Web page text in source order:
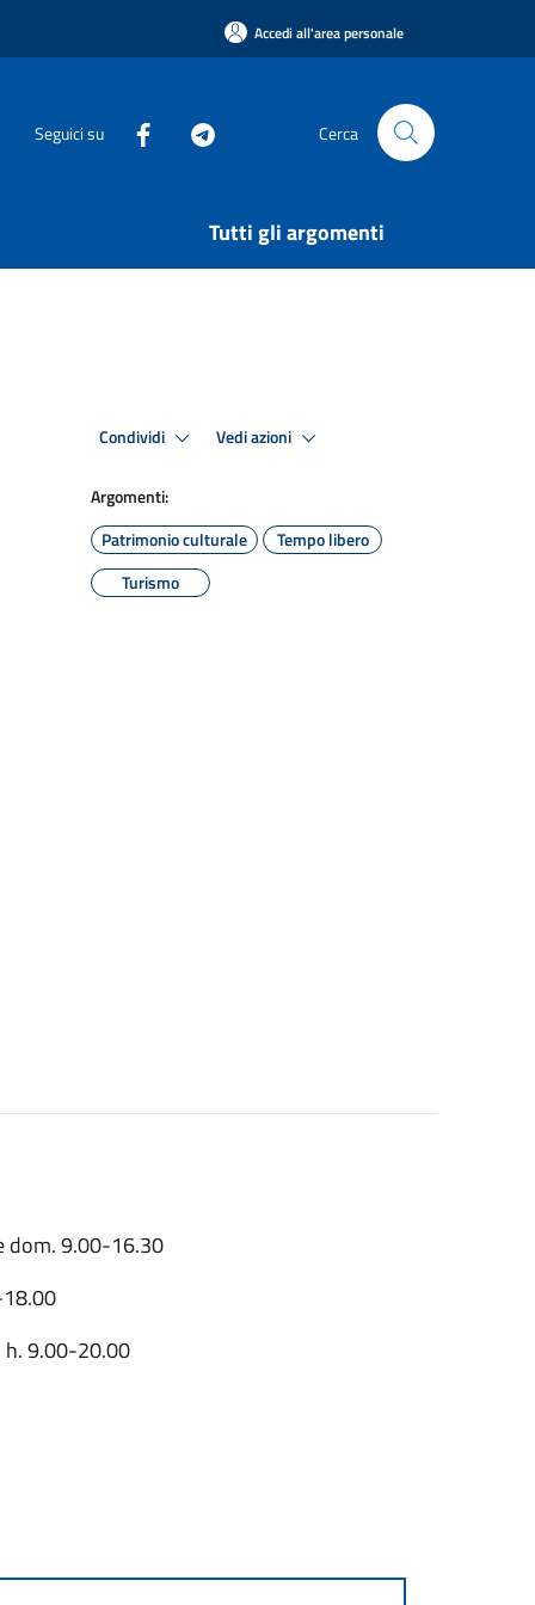
Accedi all'area personale
Seguici su Cerca
Tutti gli argomenti
Condividi Vedi azioni
Argomenti:
Patrimonio culturale
Tempo libero
Turismo
dom. 9.00-16.30
h. 9.00-20.00